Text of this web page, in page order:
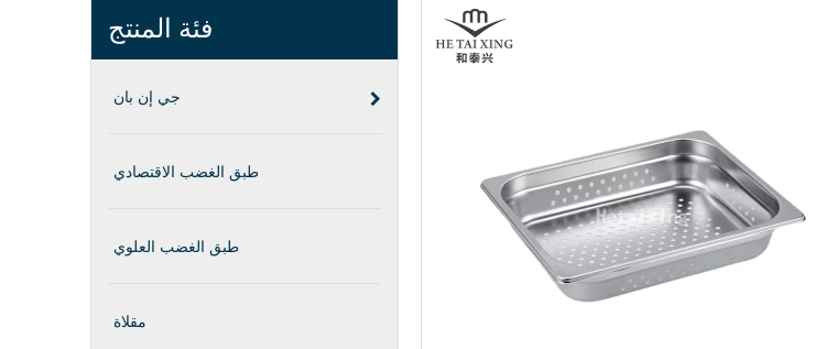
فئة المنتج
جي إن بان
طبق الغضب الاقتصادي
طبق الغضب العلوي
مقلاة